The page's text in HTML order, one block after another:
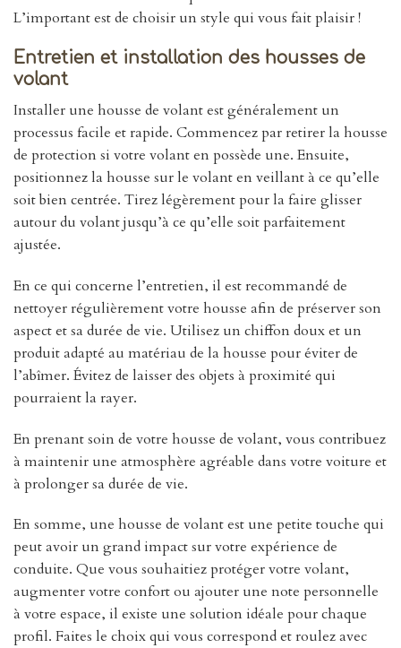
L’important est de choisir un style qui vous fait plaisir !
Entretien et installation des housses de
volant
Installer une housse de volant est généralement un
processus facile et rapide. Commencez par retirer la housse
de protection si votre volant en possède une. Ensuite,
positionnez la housse sur le volant en veillant à ce qu’elle
soit bien centrée. Tirez légèrement pour la faire glisser
autour du volant jusqu’à ce qu’elle soit parfaitement
ajustée.
En ce qui concerne l’entretien, il est recommandé de
nettoyer régulièrement votre housse afin de préserver son
aspect et sa durée de vie. Utilisez un chiffon doux et un
produit adapté au matériau de la housse pour éviter de
l’abîmer. Évitez de laisser des objets à proximité qui
pourraient la rayer.
En prenant soin de votre housse de volant, vous contribuez
à maintenir une atmosphère agréable dans votre voiture et
à prolonger sa durée de vie.
En somme, une housse de volant est une petite touche qui
peut avoir un grand impact sur votre expérience de
conduite. Que vous souhaitiez protéger votre volant,
augmenter votre confort ou ajouter une note personnelle
à votre espace, il existe une solution idéale pour chaque
profil. Faites le choix qui vous correspond et roulez avec